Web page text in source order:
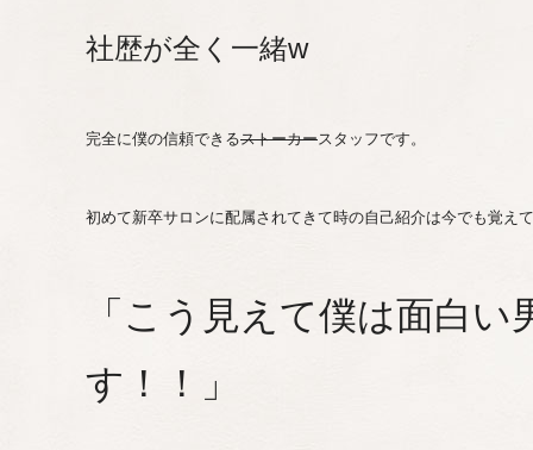
社歴が全く一緒w
完全に僕の信頼できるストーカースタッフです。
初めて新卒サロンに配属されてきて時の自己紹介は今でも覚え
「こう見えて僕は面白
す！！」